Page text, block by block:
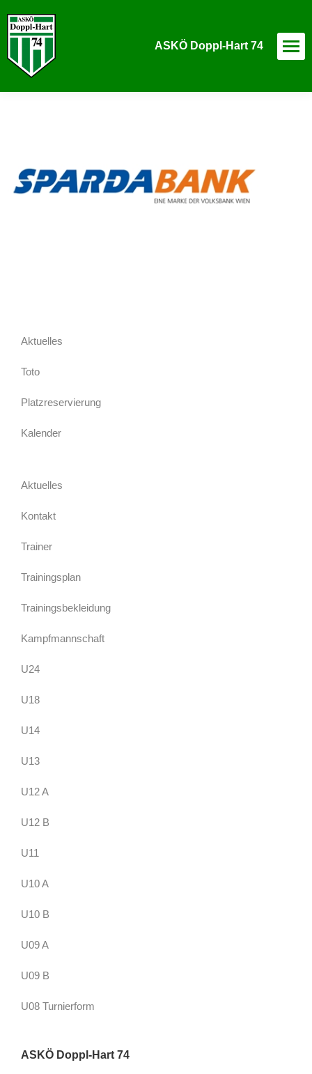
ASKÖ Doppl-Hart 74
ASKÖ Doppl-Hart 74
Aktuelles
Toto
Platzreservierung
Kalender
Aktuelles
Kontakt
Trainer
Trainingsplan
Trainingsbekleidung
Kampfmannschaft
U24
U18
U14
U13
U12 A
U12 B
U11
U10 A
U10 B
U09 A
U09 B
U08 Turnierform